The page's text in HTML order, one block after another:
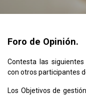
Foro de Opinión.
Contesta las
con otros participantes
Los Objetivos de